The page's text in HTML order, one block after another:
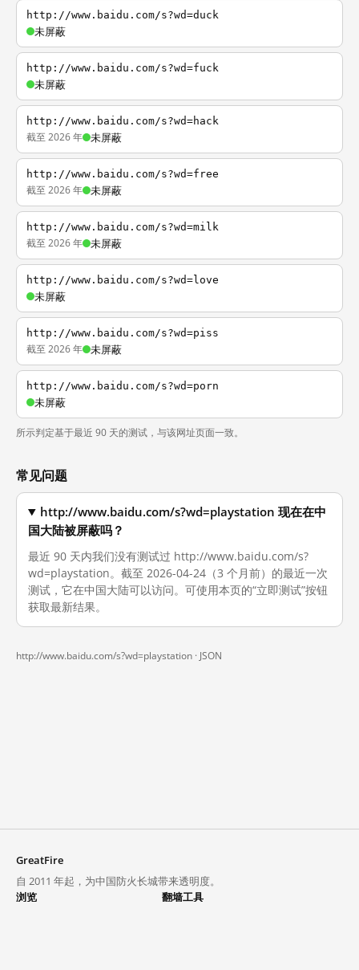
http://www.baidu.com/s?wd=duck
未屏蔽
http://www.baidu.com/s?wd=fuck
未屏蔽
http://www.baidu.com/s?wd=hack
截至 2026 年 未屏蔽
http://www.baidu.com/s?wd=free
截至 2026 年 未屏蔽
http://www.baidu.com/s?wd=milk
截至 2026 年 未屏蔽
http://www.baidu.com/s?wd=love
未屏蔽
http://www.baidu.com/s?wd=piss
截至 2026 年 未屏蔽
http://www.baidu.com/s?wd=porn
未屏蔽
所示判定基于最近 90 天的测试，与该网址页面一致。
常见问题
http://www.baidu.com/s?wd=playstation 现在在中
国大陆被屏蔽吗？
最近 90 天内我们没有测试过 http://www.baidu.com/s?
wd=playstation。截至 2026-04-24（3 个月前）的最近一次
测试，它在中国大陆可以访问。可使用本页的“立即测试”按钮
获取最新结果。
http://www.baidu.com/s?wd=playstation · JSON
GreatFire
自 2011 年起，为中国防火长城带来透明度。
浏览
翻墙工具